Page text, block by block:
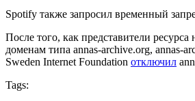
Spotify также запросил временный
После того, как представители
доменам типа annas-archive.org, annas-
Sweden Internet Foundation отключил
Tags: